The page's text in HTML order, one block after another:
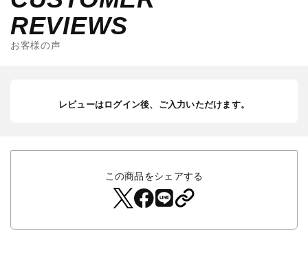
REVIEWS
お客様の声
レビューはログイン後、ご入力いただけます。
この商品をシェアする